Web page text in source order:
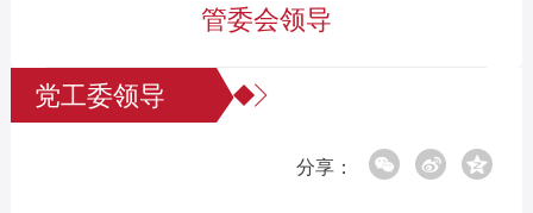
管委会领导
党工委领导
分享：